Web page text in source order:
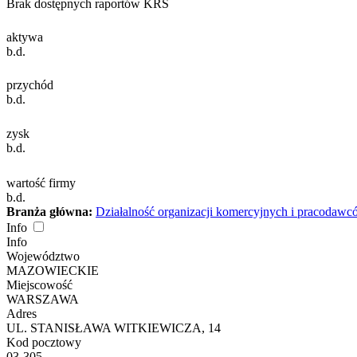
Brak dostępnych raportów KRS
aktywa
b.d.
przychód
b.d.
zysk
b.d.
wartość firmy
b.d.
Branża główna: Działalność organizacji komercyjnych i
Info
Info
Województwo
MAZOWIECKIE
Miejscowość
WARSZAWA
Adres
UL. STANISŁAWA WITKIEWICZA, 14
Kod pocztowy